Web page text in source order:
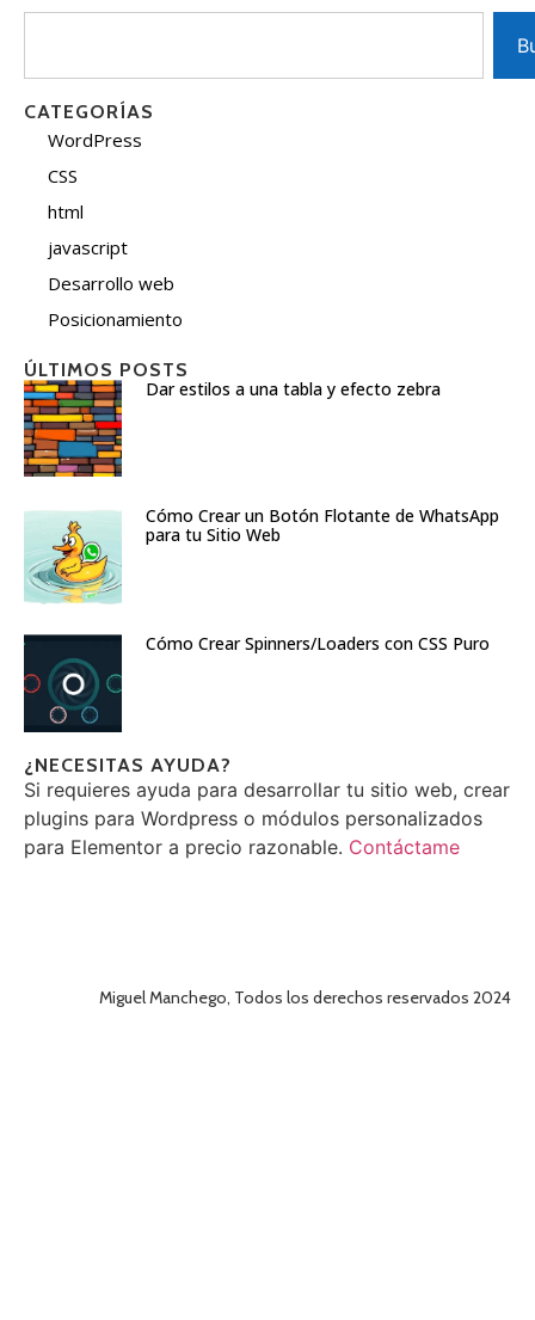
CATEGORÍAS
WordPress
CSS
html
javascript
Desarrollo web
Posicionamiento
ÚLTIMOS POSTS
Dar estilos a una tabla y efecto zebra
Cómo Crear un Botón Flotante de WhatsApp
para tu Sitio Web
Cómo Crear Spinners/Loaders con CSS Puro
¿NECESITAS AYUDA?
Si requieres ayuda para desarrollar tu sitio web, crear
plugins para Wordpress o módulos personalizados
para Elementor a precio razonable. Contáctame
Miguel Manchego, Todos los derechos reservados 2024